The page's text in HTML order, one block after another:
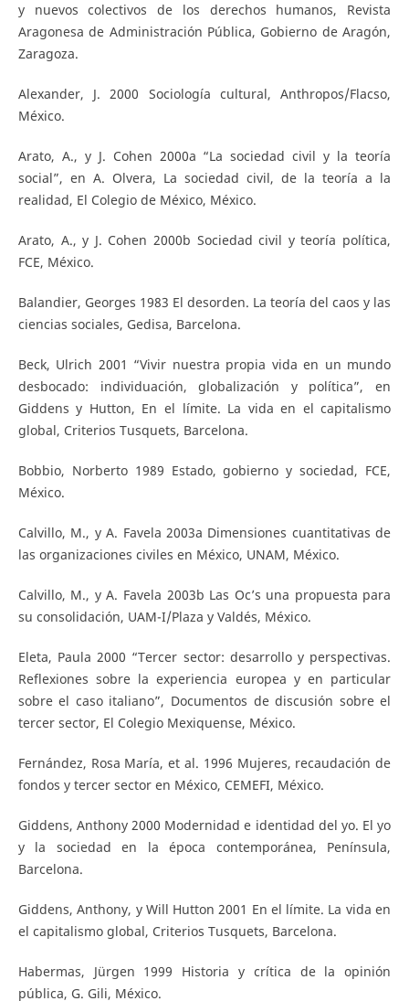
y nuevos colectivos de los derechos humanos, Revista
Aragonesa de Administración Pública, Gobierno de Aragón,
Zaragoza.
Alexander, J. 2000 Sociología cultural, Anthropos/Flacso,
México.
Arato, A., y J. Cohen 2000a “La sociedad civil y la teoría
social”, en A. Olvera, La sociedad civil, de la teoría a la
realidad, El Colegio de México, México.
Arato, A., y J. Cohen 2000b Sociedad civil y teoría política,
FCE, México.
Balandier, Georges 1983 El desorden. La teoría del caos y las
ciencias sociales, Gedisa, Barcelona.
Beck, Ulrich 2001 “Vivir nuestra propia vida en un mundo
desbocado: individuación, globalización y política”, en
Giddens y Hutton, En el límite. La vida en el capitalismo
global, Criterios Tusquets, Barcelona.
Bobbio, Norberto 1989 Estado, gobierno y sociedad, FCE,
México.
Calvillo, M., y A. Favela 2003a Dimensiones cuantitativas de
las organizaciones civiles en México, UNAM, México.
Calvillo, M., y A. Favela 2003b Las Oc’s una propuesta para
su consolidación, UAM-I/Plaza y Valdés, México.
Eleta, Paula 2000 “Tercer sector: desarrollo y perspectivas.
Reflexiones sobre la experiencia europea y en particular
sobre el caso italiano”, Documentos de discusión sobre el
tercer sector, El Colegio Mexiquense, México.
Fernández, Rosa María, et al. 1996 Mujeres, recaudación de
fondos y tercer sector en México, CEMEFI, México.
Giddens, Anthony 2000 Modernidad e identidad del yo. El yo
y la sociedad en la época contemporánea, Península,
Barcelona.
Giddens, Anthony, y Will Hutton 2001 En el límite. La vida en
el capitalismo global, Criterios Tusquets, Barcelona.
Habermas, Jürgen 1999 Historia y crítica de la opinión
pública, G. Gili, México.